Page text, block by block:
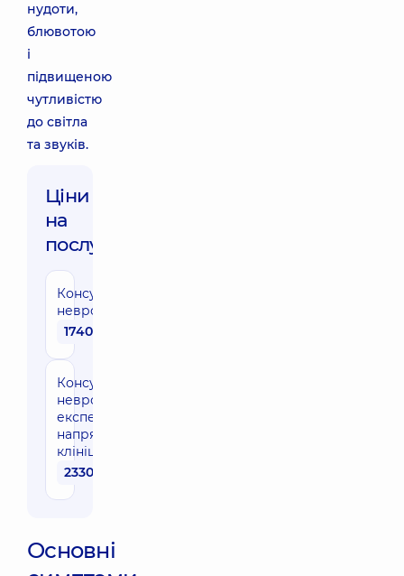
нудоти,
блювотою
і
підвищеною
чутливістю
до світла
та звуків.
Ціни
на
послуги:
Консультація
невролога
1740 грн
Консультація
невролога
експерта
напрямку в
клініці
2330 грн
Основні